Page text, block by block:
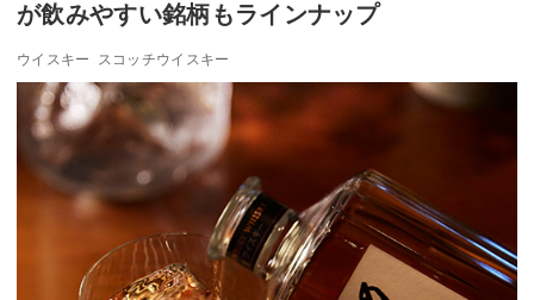
が飲みやすい銘柄もラインナップ
ウイスキー スコッチウイスキー